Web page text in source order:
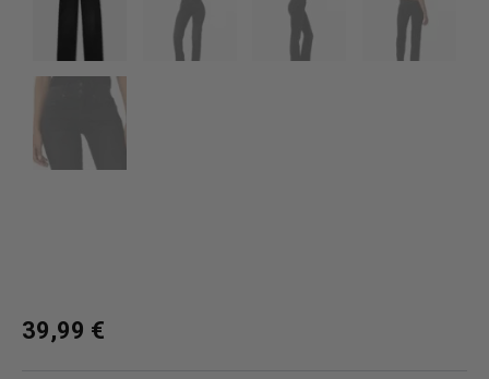
39,99 €